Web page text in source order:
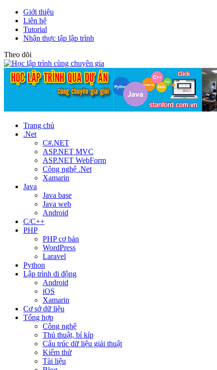
Giới thiệu
Liên hệ
Tutorial
Nhận thực tập lập trình
Theo dõi
Trang chủ
.Net
C#.NET
ASP.NET MVC
ASP.NET WebForm
Công nghệ .Net
Xamarin
Java
Java base
Java web
Android
C/C++
PHP
PHP cơ bản
WordPress
Laravel
Python
Lập trình di động
Android
iOS
Xamarin
Cơ sở dữ liệu
Tổng hợp
Công nghệ
Thủ thuật, bí kíp
Cấu trúc dữ liệu giải thuật
Kiểm thử
Tài liệu